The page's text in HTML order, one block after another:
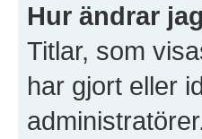
Hur ändrar
Titlar, som
har gjort eller